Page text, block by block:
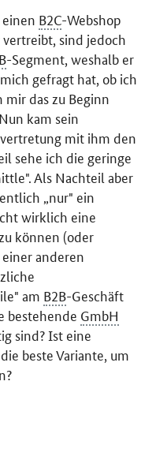
B2C-Webshop
sind jedoch
-Segment, weshalb er
gefragt hat, ob ich
das zu Beginn
kam sein
mit ihm den
sehe ich die geringe
Als Nachteil aber
„nur" ein
wirklich eine
können (oder
anderen
am B2B-Geschäft
bestehende GmbH
sind? Ist eine
beste Variante, um